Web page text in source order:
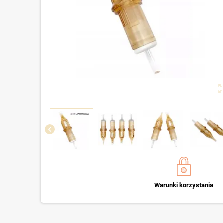
chevron_left
Warunki korzystania